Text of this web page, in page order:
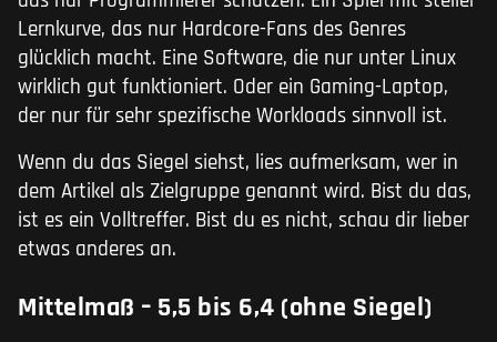
Lernkurve, das nur Hardcore-Fans des Genres
glücklich macht. Eine Software, die nur unter Linux
wirklich gut funktioniert. Oder ein Gaming-Laptop,
der nur für sehr spezifische Workloads sinnvoll ist.
Wenn du das Siegel siehst, lies aufmerksam, wer in
dem Artikel als Zielgruppe genannt wird. Bist du das,
ist es ein Volltreffer. Bist du es nicht, schau dir lieber
etwas anderes an.
Mittelmaß – 5,5 bis 6,4 (ohne Siegel)